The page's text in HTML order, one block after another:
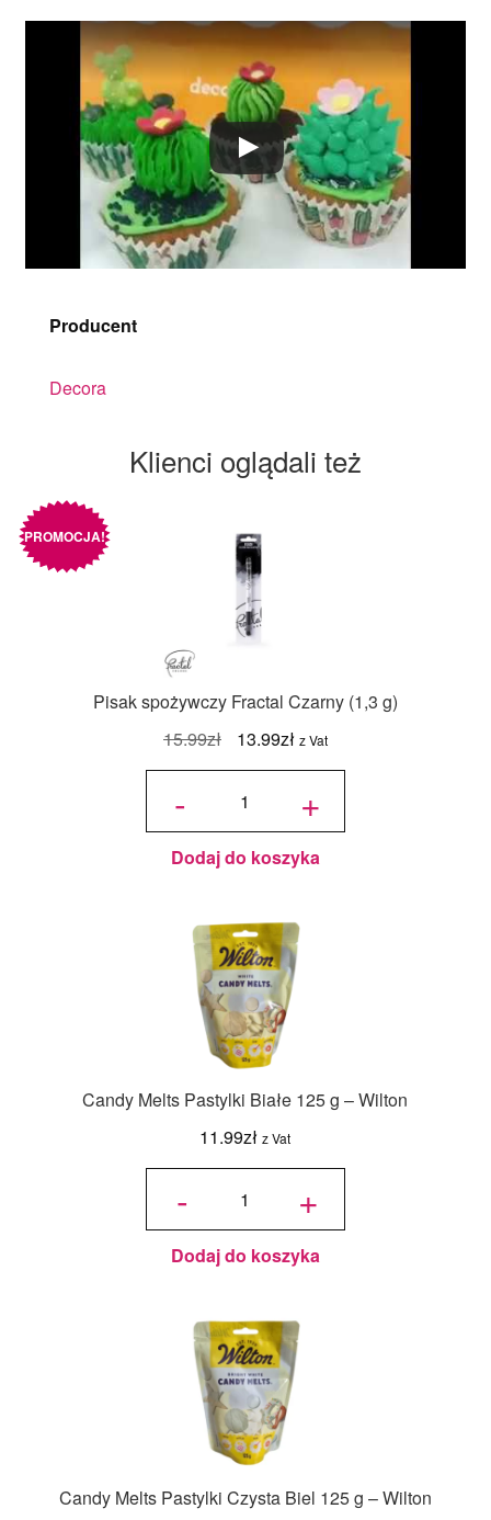
Producent
Decora
Klienci oglądali też
Pisak spożywczy Fractal Czarny (1,3 g)
PROMOCJA!
15.99zł
Pierwotna
cena
wynosiła:
13.99złAktualna
cena
13.99zł.
z Vat
-
ilość Pisak
Czarny
(1,3 g) +
Dodaj do koszyka
Candy Melts Pastylki Białe 125 g – Wilton
11.99zł z Vat
-
ilość
Pastylki
Białe
125 g -
Wilton +
Dodaj do koszyka
Candy Melts Pastylki Czysta Biel 125 g – Wilton